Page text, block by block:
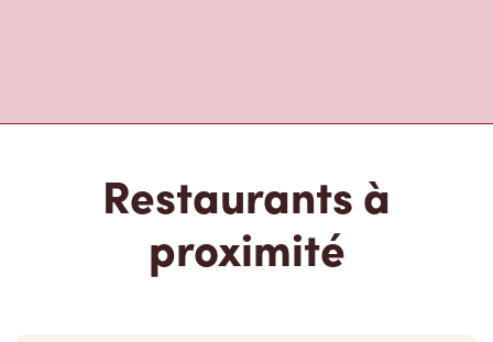
Restaurants à
proximité